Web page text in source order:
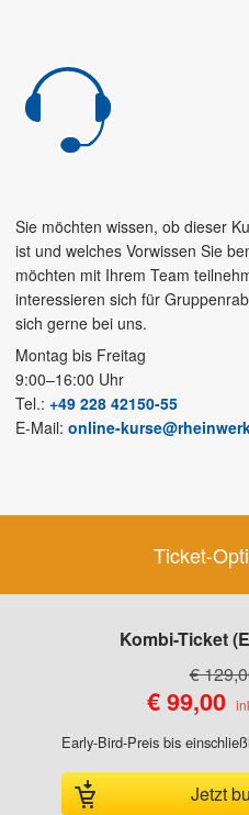
Sie möchten wissen, ob dieser
ist und welches Vorwissen Sie
möchten mit Ihrem Team
interessieren sich für
sich gerne bei uns.
Montag bis Freitag
9:00–16:00 Uhr
Tel.: +49 228 42150-55
E-Mail: online-
Ticket-
Kombi-Ticket
€
€ 99,00
Early-Bird-Preis bis
Jetzt